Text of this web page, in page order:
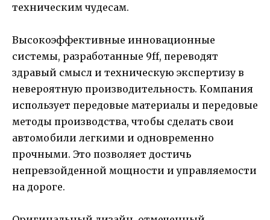
техническим чудесам.
Высокоэффективные инновационные
системы, разработанные 9ff, переводят
здравый смысл и техническую экспертизу в
невероятную производительность. Компания
использует передовые материалы и передовые
методы производства, чтобы сделать свои
автомобили легкими и одновременно
прочными. Это позволяет достичь
непревзойденной мощности и управляемости
на дороге.